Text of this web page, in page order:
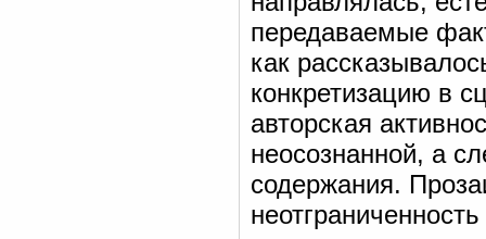
передаваемые
как
конкретизацию в
авторская
неосознанной, а
содержания.